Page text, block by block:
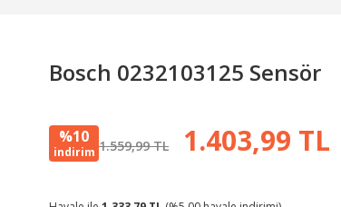
Bosch 0232103125 Sensör
%10
indirim 1.559,99 TL 1.403,99 TL